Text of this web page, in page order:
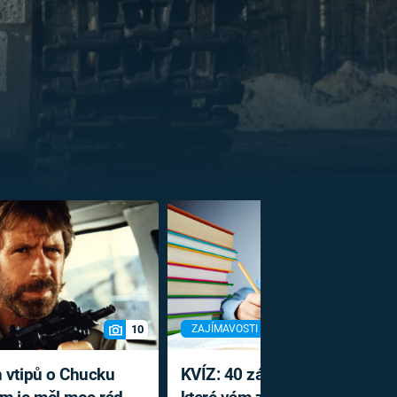
10
vtipů o Chucku
ZAJÍMAVOSTI
KVÍZ: 40 záludných otázek,